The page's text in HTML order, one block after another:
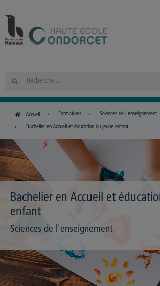
Rechercher
Accueil Formations Sciences de l'enseignement
Bachelier en Accueil et éducation du jeune enfant
Bachelier en Accueil et
enfant
Sciences de l'enseignement